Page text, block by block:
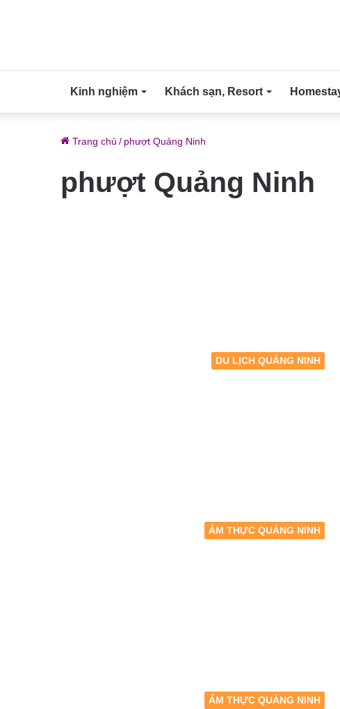
Kinh nghiệm Khách sạn, Resort
Trang chủ / phượt Quảng Ninh
phượt Quảng Ninh
DU LỊCH QUẢNG NINH
ẨM THỰC QUẢNG NINH
ẨM THỰC QUẢNG NINH